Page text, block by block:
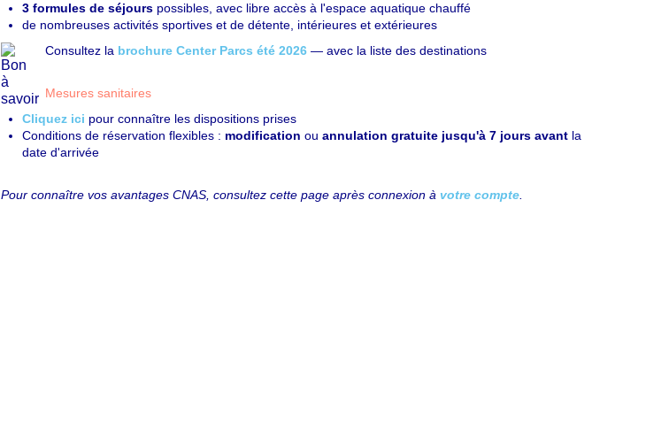
3 formules de séjours possibles, avec libre accès à l'espace aquatique chauffé
de nombreuses activités sportives et de détente, intérieures et extérieures
Consultez la brochure Center Parcs été 2026 — avec la liste des destinations
Mesures sanitaires
Cliquez ici pour connaître les dispositions prises
Conditions de réservation flexibles : modification ouannulation gratuite jusqu'à 7 jours avant la
date d'arrivée
Pour connaître vos avantages CNAS, consultez cette page après connexion àvotre compte.